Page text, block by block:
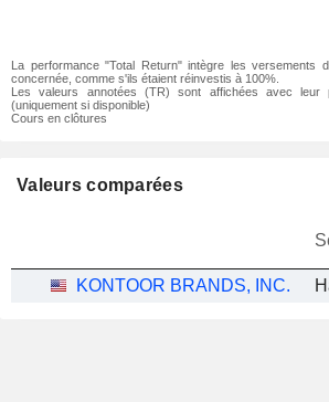
La performance "Total Return" intègre les versements
concernée, comme s'ils étaient réinvestis à 100%.
Les valeurs annotées (TR) sont affichées avec leur
(uniquement si disponible)
Cours en clôtures
Valeurs comparées
KONTOOR BRANDS, INC.